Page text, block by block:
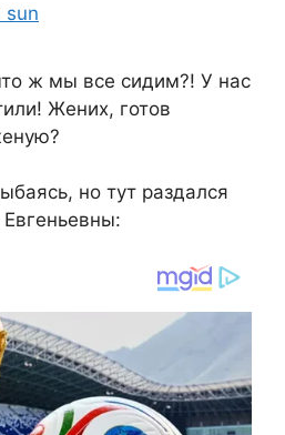
sun
ж мы все сидим?! У нас
Жених, готов
но тут раздался